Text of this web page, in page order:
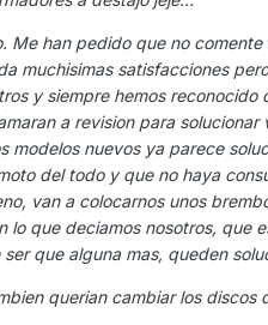
Me han pedido que no
muchisimas satisfacciones
y siempre hemos
a revision para
modelos nuevos ya parece
del todo y que no haya
van a colocarnos unos
lo que deciamos nosotros, que
que alguna mas, queden
querian cambiar los